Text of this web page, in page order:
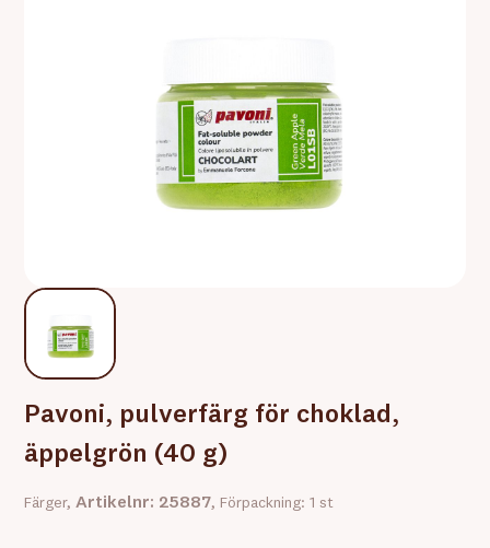
Pavoni, pulverfärg för choklad,
äppelgrön (40 g)
Färger,Artikelnr: 25887, Förpackning: 1 st